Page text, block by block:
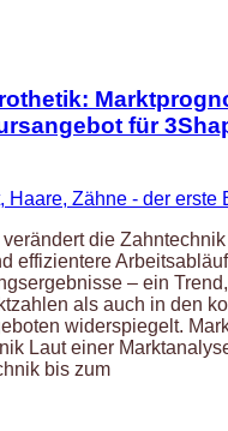
für
Haare, Zähne - der erste
die
effizientere
– ein
als auch in den
widerspiegelt.
Laut einer
bis zum